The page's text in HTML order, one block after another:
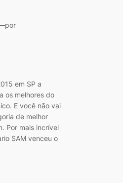
por
em SP a
os melhores do
E você não vai
de melhor
Por mais incrível
SAM venceu o